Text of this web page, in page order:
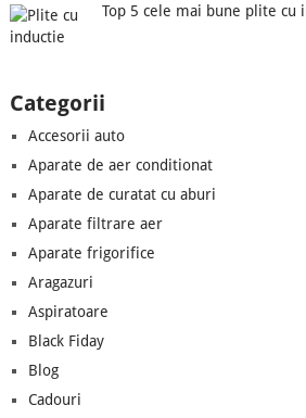
Top 5 cele mai bune plite cu
Categorii
Accesorii auto
Aparate de aer conditionat
Aparate de curatat cu aburi
Aparate filtrare aer
Aparate frigorifice
Aragazuri
Aspiratoare
Black Fiday
Blog
Cadouri